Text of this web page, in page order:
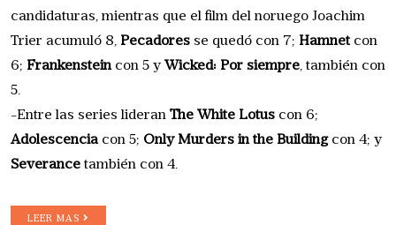
candidaturas, mientras que el film del noruego Joachim
Trier acumuló 8, Pecadores se quedó con 7; Hamnetcon
6; Frankensteincon 5 y Wicked: Por siempre, también con
5.
-Entre las series lideran The White Lotus con 6;
Adolescenciacon 5; Only Murders in the Buildingcon 4; y
Severance también con 4.
LEER MAS